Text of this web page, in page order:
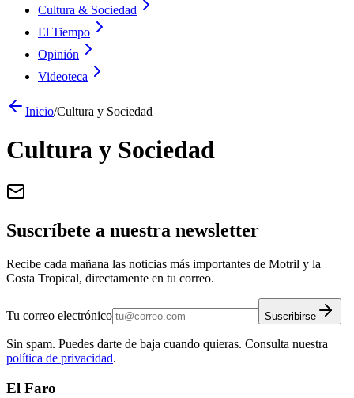
Cultura & Sociedad
El Tiempo
Opinión
Videoteca
Inicio/Cultura y Sociedad
Cultura y Sociedad
Suscríbete a nuestra newsletter
Recibe cada mañana las noticias más importantes de Motril y la
Costa Tropical, directamente en tu correo.
Tu correo electrónico Suscribirse
Sin spam. Puedes darte de baja cuando quieras. Consulta nuestra
política de privacidad.
El Faro